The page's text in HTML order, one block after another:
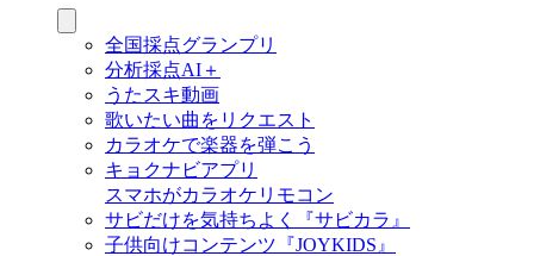
全国採点グランプリ
分析採点AI＋
うたスキ動画
歌いたい曲をリクエスト
カラオケで楽器を弾こう
キョクナビアプリ
スマホがカラオケリモコン
サビだけを気持ちよく『サビカラ』
子供向けコンテンツ『JOYKIDS』